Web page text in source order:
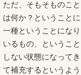
ただ、そもそものこ
は何か？ということ
一種ということにな
いるもの、というこ
しない状態になって
て補充するというよ